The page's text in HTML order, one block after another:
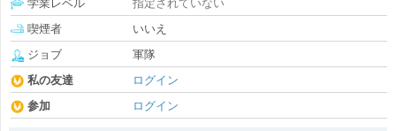
喫煙者
いいえ
ジョブ
軍隊
私の友達
ログイン
参加
ログイン